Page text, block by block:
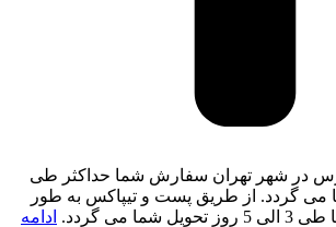
در شهر تهران سفارش شما حداکثر طی
می گردد. از طریق پست و تیپاکس به طور
می گردد.
ادامه